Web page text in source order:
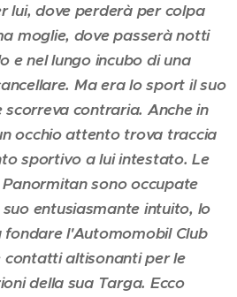
lui, dove perderà per colpa
moglie, dove passerà notti
e nel lungo incubo di una
Ma era lo sport il suo
contraria. Anche in
occhio attento trova traccia
sportivo a lui intestato. Le
sono occupate
entusiasmante intuito, lo
l'Automomobil Club
contatti altisonanti per le
della sua Targa. Ecco